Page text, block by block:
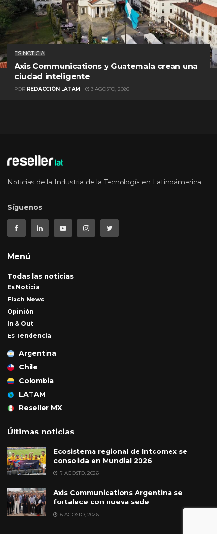
ES NOTICIA
Axis Communications y Guatemala crean una
ciudad inteligente
POR REDACCIÓN LATAM 3 AGOSTO, 2026
Noticias de la Industria de la Tecnología en Latinoámerica
Síguenos
Menú
Todas las noticias
Es Noticia
Flash News
Opinión
In & Out
Es Tendencia
Argentina
Chile
Colombia
LATAM
Reseller MX
Últimas noticias
Ecosistema regional de Intcomex se
consolida en Mundial 2026
7 AGOSTO, 2026
Axis Communications Argentina se
fortalece con nueva sede
6 AGOSTO, 2026